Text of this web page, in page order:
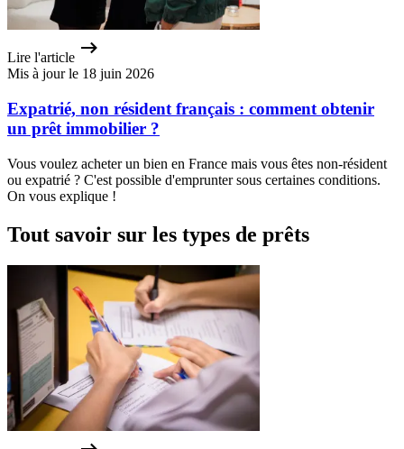
Lire l'article
Mis à jour le 18 juin 2026
Expatrié, non résident français : comment obtenir
un prêt immobilier ?
Vous voulez acheter un bien en France mais vous êtes non-résident
ou expatrié ? C'est possible d'emprunter sous certaines conditions.
On vous explique !
Tout savoir sur les types de prêts